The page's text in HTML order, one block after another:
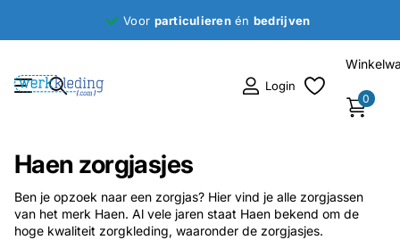
Voor particulierenén bedrijven
Login
0
Haen zorgjasjes
Ben je opzoek naar een zorgjas? Hier vind je alle zorgjassen
van het merk Haen. Al vele jaren staat Haen bekend om de
hoge kwaliteit zorgkleding, waaronder de zorgjasjes.